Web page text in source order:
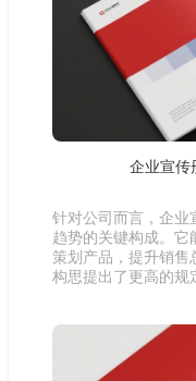
企业宣传
针对公司而言，企业
趋势的关键构成。它
策划产品，提升销售
构思提出了更高的规